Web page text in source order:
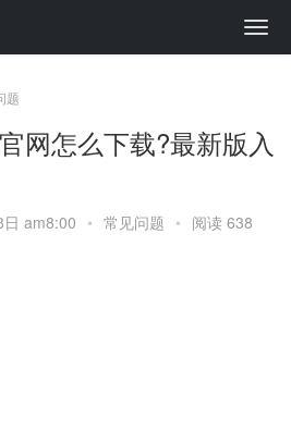
题
网怎么下载?最新版入
am8:00 • 常见问题 • 阅读 638